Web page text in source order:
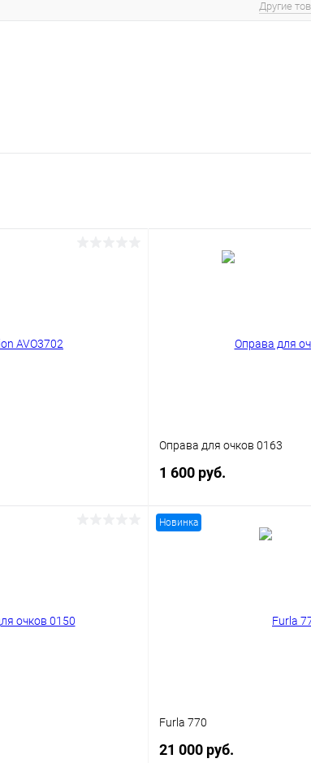
Другие
Оправа для очков 0163
1 600 руб.
В
Новинка
Furla 770
21 000 руб.